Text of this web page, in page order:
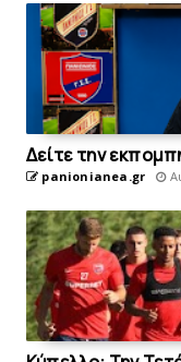
Δείτε την
panionianea.gr